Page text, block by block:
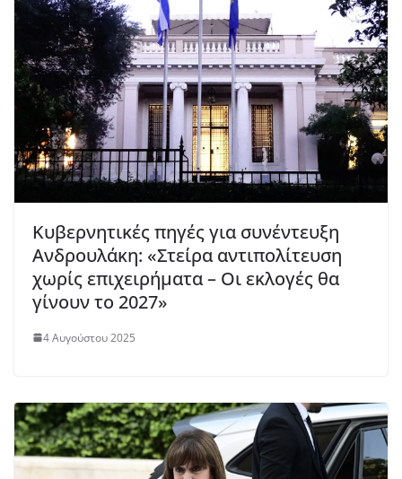
Κυβερνητικές πηγές για συνέντευξη
Ανδρουλάκη: «Στείρα αντιπολίτευση
χωρίς επιχειρήματα – Οι εκλογές θα
γίνουν το 2027»
4 Αυγούστου 2025